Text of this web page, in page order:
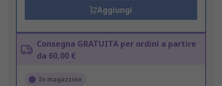
Aggiungi
Consegna GRATUITA per ordini a partire
da 60,00 €
In magazzino